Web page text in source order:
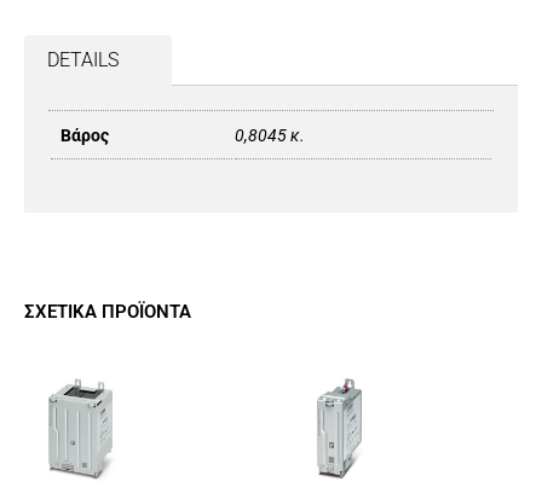
DETAILS
Βάρος 0,8045 κ.
ΣΧΕΤΙΚΆ ΠΡΟΪΌΝΤΑ